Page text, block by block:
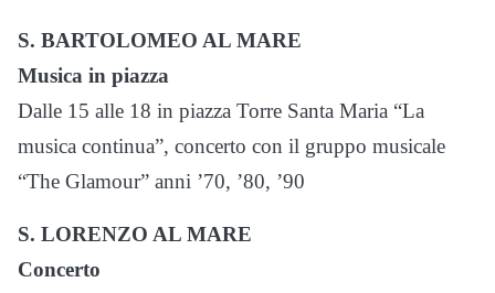
S. BARTOLOMEO AL MARE
Musica in piazza
Dalle 15 alle 18 in piazza Torre Santa Maria “La
musica continua”, concerto con il gruppo musicale
“The Glamour” anni ’70, ’80, ’90
S. LORENZO AL MARE
Concerto